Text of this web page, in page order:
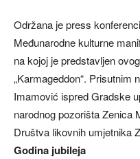
Održana je press
Međunarodne kulturne
na kojoj je predstavljen
„Karmageddon“. Prisutnim
Imamović ispred Gradske
narodnog pozorišta Zenica
Društva likovnih umjetnika
Godina jubileja